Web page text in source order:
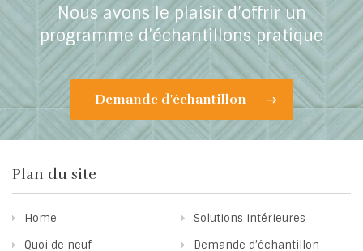
Nous avons le plaisir d’offrir un
programme d’échantillons pratique
Demande d'échantillon
Plan du site
Home
Solutions intérieures
Quoi de neuf
Demande d’échantillon